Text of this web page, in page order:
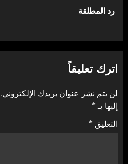
المقالة
رد المطلقة
اترك تعليقاً
لن يتم نشر عنوان بريدك الإلكتروني.
إليها بـ*
التعليق *